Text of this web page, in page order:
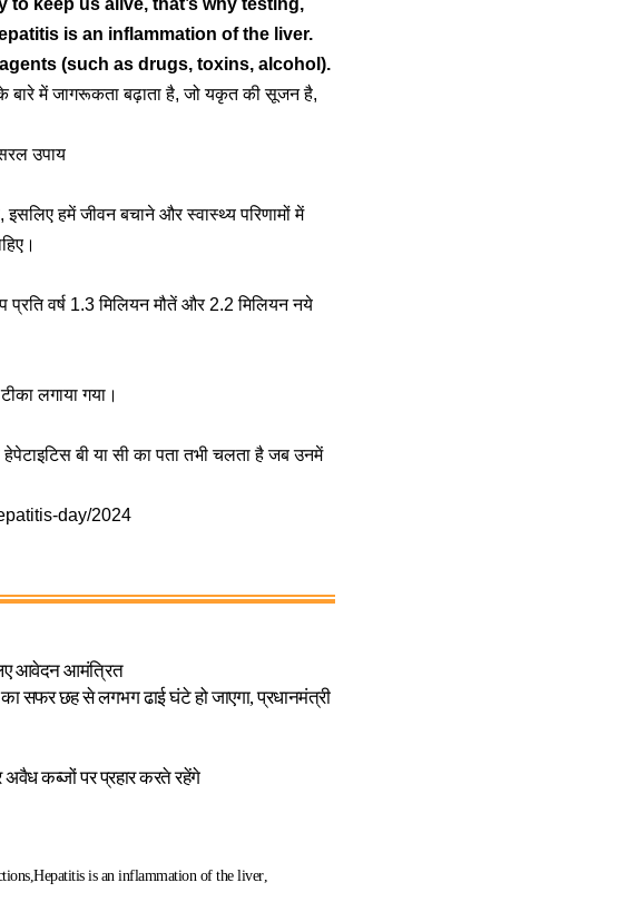
keep us alive, that’s why testing,
is an inflammation of the liver.
(such as drugs, toxins, alcohol).
के बारे में जागरूकता बढ़ाता है, जो यकृत की सूजन है,
उपाय
हमें जीवन बचाने और स्वास्थ्य परिणामों में
वर्ष 1.3 मिलियन मौतें और 2.2 मिलियन नये
लगाया गया।
बी या सी का पता तभी चलता है जब उनमें
day/2024
आवेदन आमंत्रित
सफर छह से लगभग ढाई घंटे हो जाएगा, प्रधानमंत्री
कब्जों पर प्रहार करते रहेंगे
Hepatitis is an inflammation of the liver